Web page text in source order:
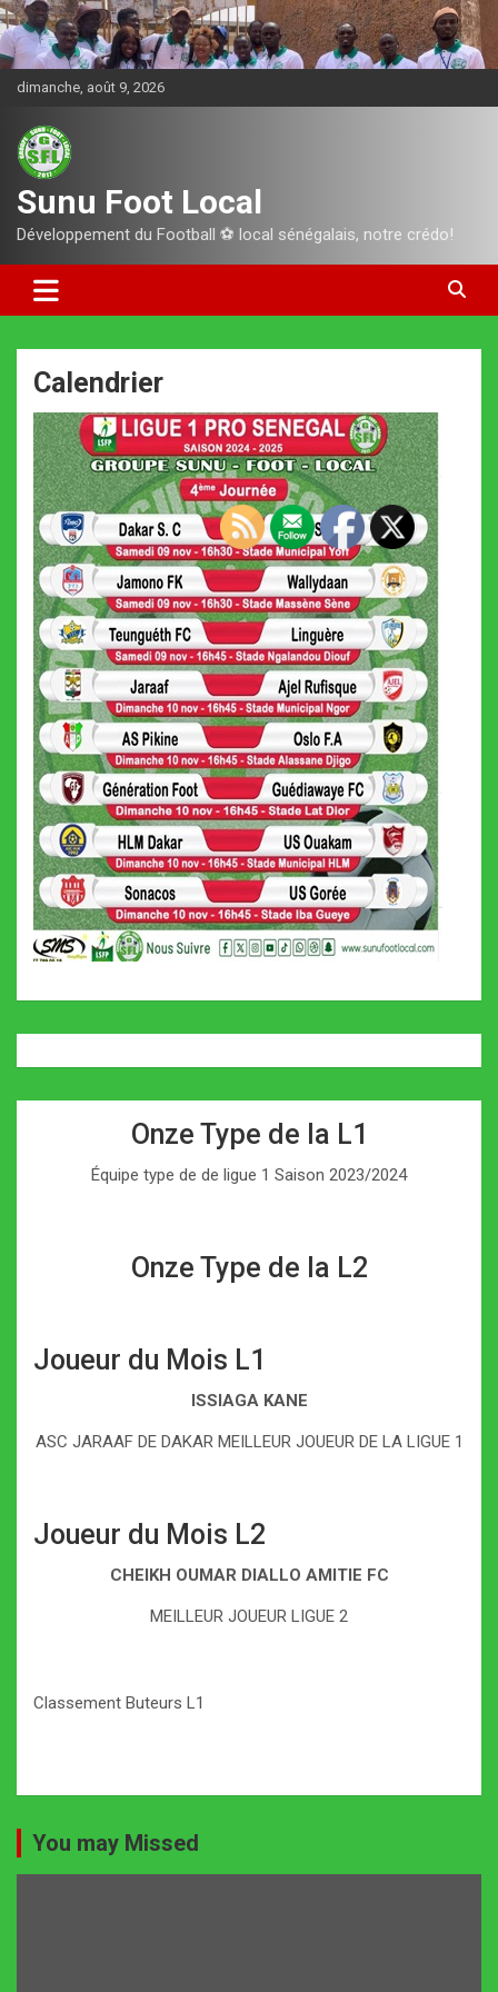
Aller
au
contenu
dimanche, août 9, 2026
Sunu Foot Local
Développement du Football ⚽️ local sénégalais, notre crédo!
Calendrier
Onze Type de la L1
Équipe type de de ligue 1 Saison 2023/2024
Onze Type de la L2
Joueur du Mois L1
ISSIAGA KANE
ASC JARAAF DE DAKAR MEILLEUR JOUEUR DE LA LIGUE 1
Joueur du Mois L2
CHEIKH OUMAR DIALLO AMITIE FC
MEILLEUR JOUEUR LIGUE 2
Classement Buteurs L1
You may Missed